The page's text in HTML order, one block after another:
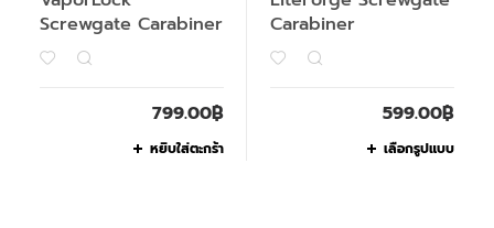
Screwgate Carabiner
799.00฿
หยิบใส่ตะกร้า
Carabiner
599.00฿
เลือกรูปแบบ